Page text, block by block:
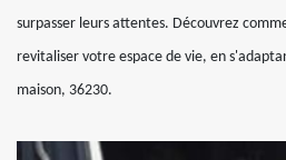
surpasser leurs attentes. Découvrez
revitaliser votre espace de vie, en
maison, 36230.